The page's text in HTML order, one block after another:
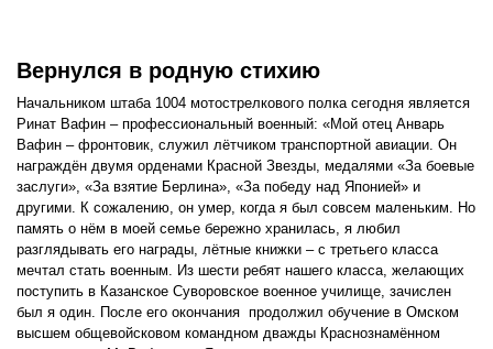
Вернулся в родную стихию
Начальником штаба 1004 мотострелкового полка сегодня является
Ринат Вафин – профессиональный военный: «Мой отец Анварь
Вафин – фронтовик, служил лётчиком транспортной авиации. Он
награждён двумя орденами Красной Звезды, медалями «За боевые
заслуги», «За взятие Берлина», «За победу над Японией» и
другими. К сожалению, он умер, когда я был совсем маленьким. Но
память о нём в моей семье бережно хранилась, я любил
разглядывать его награды, лётные книжки – с третьего класса
мечтал стать военным. Из шести ребят нашего класса, желающих
поступить в Казанское Суворовское военное училище, зачислен
был я один. После его окончания продолжил обучение в Омском
высшем общевойсковом командном дважды Краснознамённом